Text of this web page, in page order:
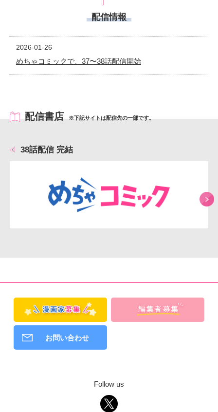
配信情報
2026-01-26
めちゃコミックで、37〜38話配信開始
配信書店 ※下記サイトは配信先の一部です。
38話配信 完結
お問い合わせ
Follow us